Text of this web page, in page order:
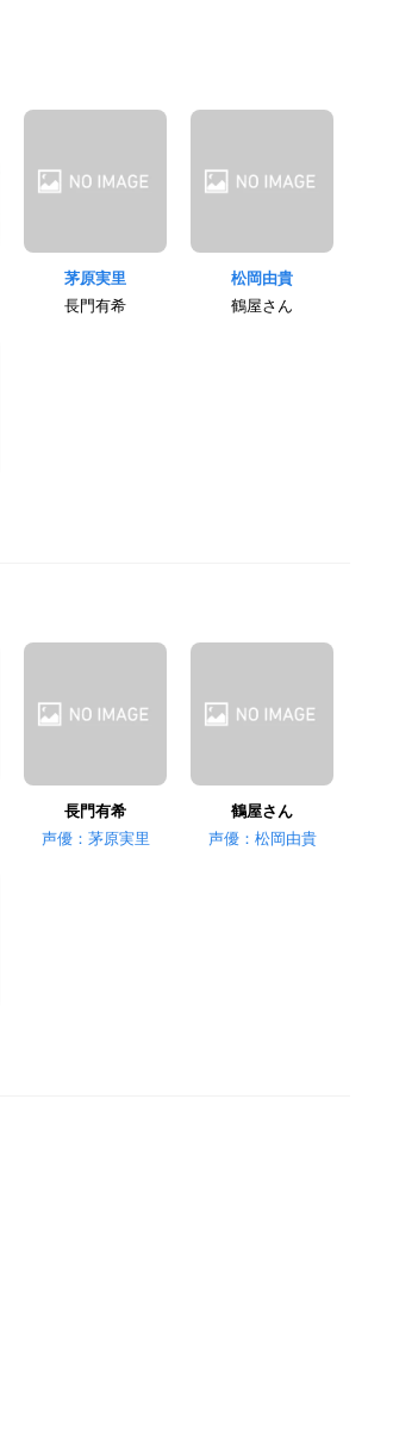
茅原実里
長門有希
松岡由貴
鶴屋さん
長門有希
声優：茅原実里
鶴屋さん
声優：松岡由貴